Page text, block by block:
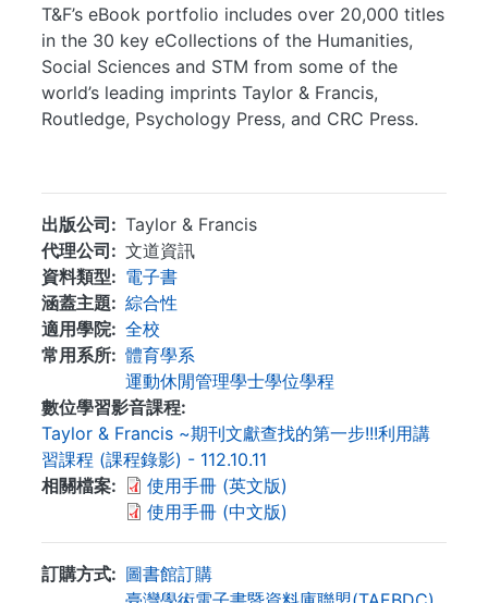
T&F’s eBook portfolio includes over 20,000 titles
in the 30 key eCollections of the Humanities,
Social Sciences and STM from some of the
world’s leading imprints Taylor & Francis,
Routledge, Psychology Press, and CRC Press.
出版公司
Taylor & Francis
代理公司
文道資訊
資料類型
電子書
涵蓋主題
綜合性
適用學院
全校
常用系所
體育學系
運動休閒管理學士學位學程
數位學習影音課程
Taylor & Francis ~期刊文獻查找的第一步!!!利用講
習課程 (課程錄影) - 112.10.11
相關檔案
使用手冊 (英文版)
使用手冊 (中文版)
訂購方式
圖書館訂購